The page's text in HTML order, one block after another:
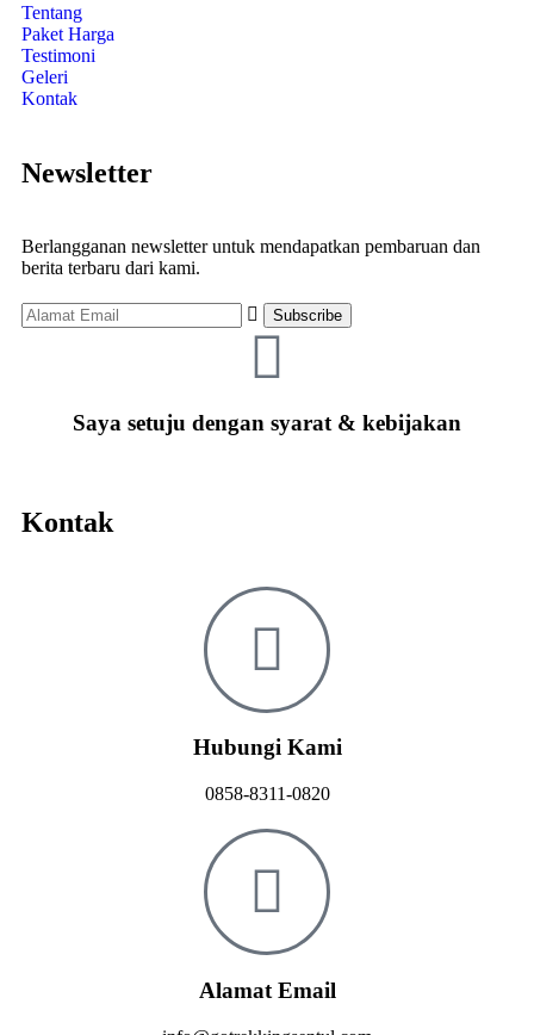
Tentang
Paket Harga
Testimoni
Geleri
Kontak
Newsletter
Berlangganan newsletter untuk mendapatkan pembaruan dan
berita terbaru dari kami.
Saya setuju dengan syarat & kebijakan
Kontak
Hubungi Kami
0858-8311-0820
Alamat Email